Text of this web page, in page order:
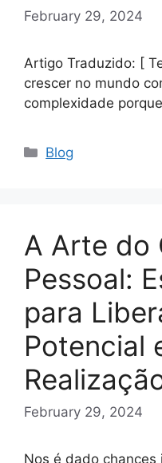
February 29, 2024
Artigo Traduzido: [
crescer no mundo
complexidade
Categories
Blog
A Arte do
Pessoal:
para
Potencial
February 29, 2024
Nos é dado